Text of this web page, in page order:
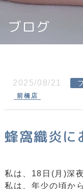
ブログ
2025/08/21
前橋店
蜂窩織炎に
私は、18日(月)深
私は、年少の頃か